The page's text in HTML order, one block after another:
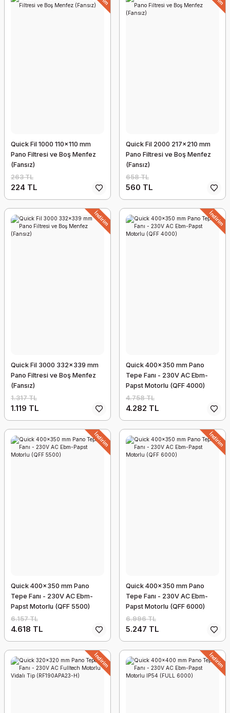
Quick Fil 1000 110x110 mm
Pano Filtresi ve Boş Menfez
(Fansız)
263 TL
224 TL
Quick Fil 2000 217x210 mm
Pano Filtresi ve Boş Menfez
(Fansız)
658 TL
560 TL
İndirim
Quick Fil 3000 332x339 mm
Pano Filtresi ve Boş Menfez
(Fansız)
1.317 TL
1.119 TL
İndirim
Quick 400x350 mm Pano
Tepe Fanı - 230V AC Ebm-
Papst Motorlu (QFF 4000)
4.758 TL
4.282 TL
İndirim
Quick 400x350 mm Pano
Tepe Fanı - 230V AC Ebm-
Papst Motorlu (QFF 5500)
6.157 TL
4.618 TL
İndirim
Quick 400x350 mm Pano
Tepe Fanı - 230V AC Ebm-
Papst Motorlu (QFF 6000)
6.996 TL
5.247 TL
İndirim İndirim